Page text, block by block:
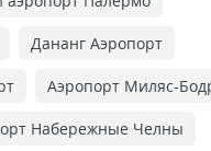
Дананг Аэропорт
Аэропорт Миляс-
Набережные Челны